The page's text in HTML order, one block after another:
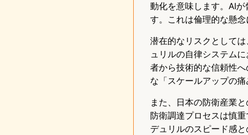
動化を意味します。AI
す。これは倫理的な懸
潜在的なリスクとして
ュリルの自律システム
者から技術的な信頼性
な「スケールアップの痛
また、日本の防衛産業
防衛調達プロセスは慎
デュリルのスピード感